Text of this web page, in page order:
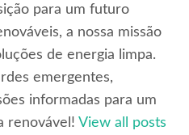
para um futuro
a nossa missão
de energia limpa.
emergentes,
informadas para um
renovável! View all posts